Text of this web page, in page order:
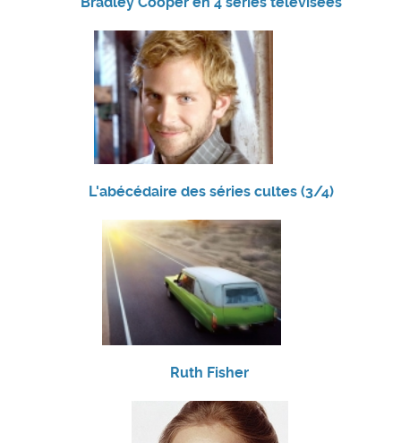
L'abécédaire des séries cultes (3/4)
Ruth Fisher